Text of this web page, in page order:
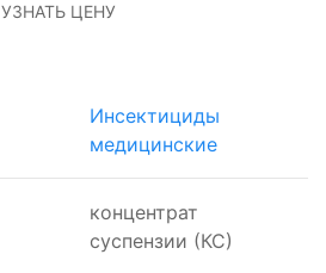
УЗНАТЬ ЦЕНУ
Инсектициды
медицинские
концентрат
суспензии (КС)